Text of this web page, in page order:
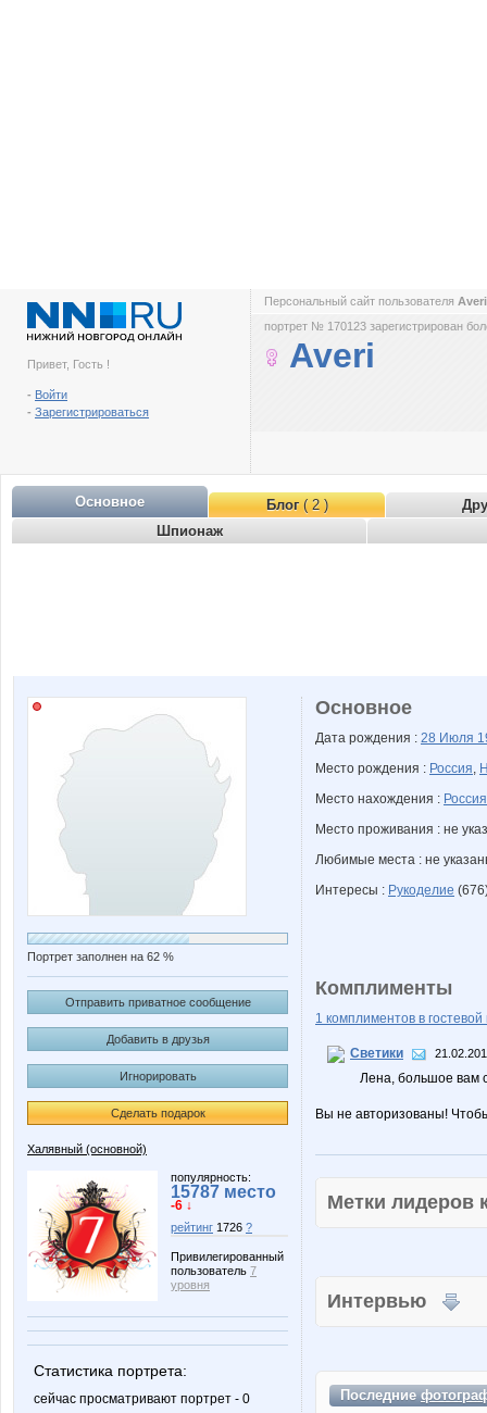
Привет, Гость !
- Войти
- Зарегистрироваться
Персональный сайт пользователя
портрет № 170123 зарегистрирован
Averi
Основное Блог( 2 )
Шпионаж
Портрет заполнен на 62 %
Отправить приватное сообщение
Добавить в друзья
Игнорировать
Сделать подарок
Халявный (основной)
популярность:
15787 место
-6 ↓
рейтинг 1726 ?
Привилегированный
пользователь 7
уровня
Статистика портрета:
сейчас просматривают портрет - 0
Основное
Дата рождения : 28 Июля
Место рождения : Россия,
Место нахождения : Россия
Место проживания : не
Любимые места : не
Интересы : Рукоделие
Комплименты
1 комплиментов в гостевой
Светики
Лена, большое вам
Вы не авторизованы!
Метки
Интервью
Последние